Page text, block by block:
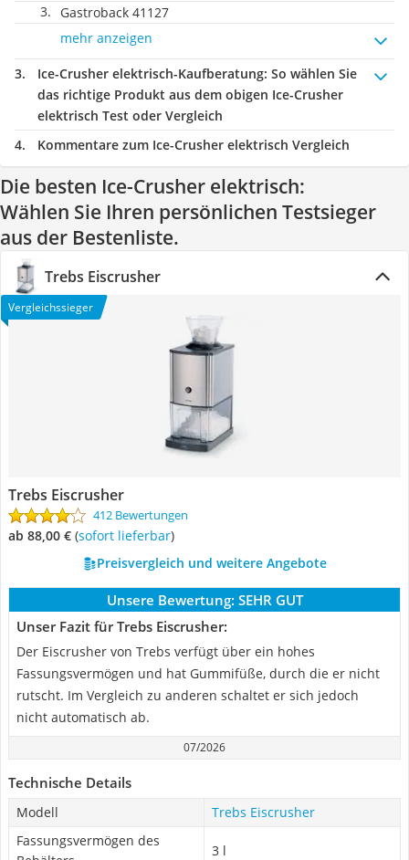
Gastroback 41127
mehr anzeigen
Ice-Crusher elektrisch-Kaufberatung: So wählen Sie
das richtige Produkt aus dem obigen Ice-Crusher
elektrisch Test oder Vergleich
Kommentare zum Ice-Crusher elektrisch Vergleich
Die besten Ice-Crusher elektrisch:
Wählen Sie Ihren persönlichen Testsieger
aus der Bestenliste.
Trebs Eiscrusher
Vergleichssieger
Trebs Eiscrusher
412 Bewertungen
ab 88,00 € ( Sofort lieferbar)
Preisvergleich und weitere Angebote
Unsere Bewertung: SEHR GUT
Unser Fazit für Trebs Eiscrusher:
Der Eiscrusher von Trebs verfügt über ein hohes
Fassungsvermögen und hat Gummifüße, durch die er nicht
rutscht. Im Vergleich zu anderen schaltet er sich jedoch
nicht automatisch ab.
07/2026
Technische Details
Modell
Trebs Eiscrusher
Fassungsvermögen des
3 l